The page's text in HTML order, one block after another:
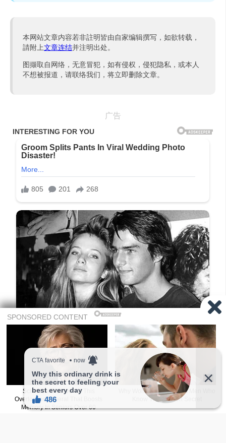
本网站文章内容若非註明皆由自家编辑撰写，如欲转载，
請附上文章连结并注明出处。
图撷取自网络，无意冒犯，如有侵权，侵犯隐私，或本人
不想被报道，请联络我们，将立即删除文章。
广告